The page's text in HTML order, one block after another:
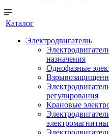
Каталог
Электродвигатели
назначения
Однофазные
регулирования
Крановые